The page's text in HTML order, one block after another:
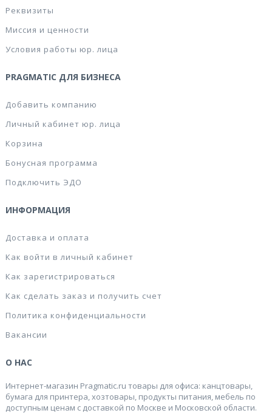
Реквизиты
Миссия и ценности
Условия работы юр. лица
PRAGMATIC ДЛЯ БИЗНЕСА
Добавить компанию
Личный кабинет юр. лица
Корзина
Бонусная программа
Подключить ЭДО
ИНФОРМАЦИЯ
Доставка и оплата
Как войти в личный кабинет
Как зарегистрироваться
Как сделать заказ и получить счет
Политика конфиденциальности
Вакансии
О НАС
Интернет-магазин Pragmatic.ru товары для офиса: канцтовары,
бумага для принтера, хозтовары, продукты питания, мебель по
доступным ценам с доставкой по Москве и Московской области.